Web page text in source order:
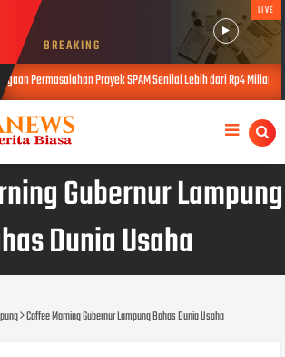
BREAKING
LIVE
Proyek SPAM Senilai Lebih dari Rp4 Miliar ke Kejati Lampung
Gubernur Lampung
Dunia Usaha
Coffee Morning Gubernur Lampung Bahas Dunia Usaha